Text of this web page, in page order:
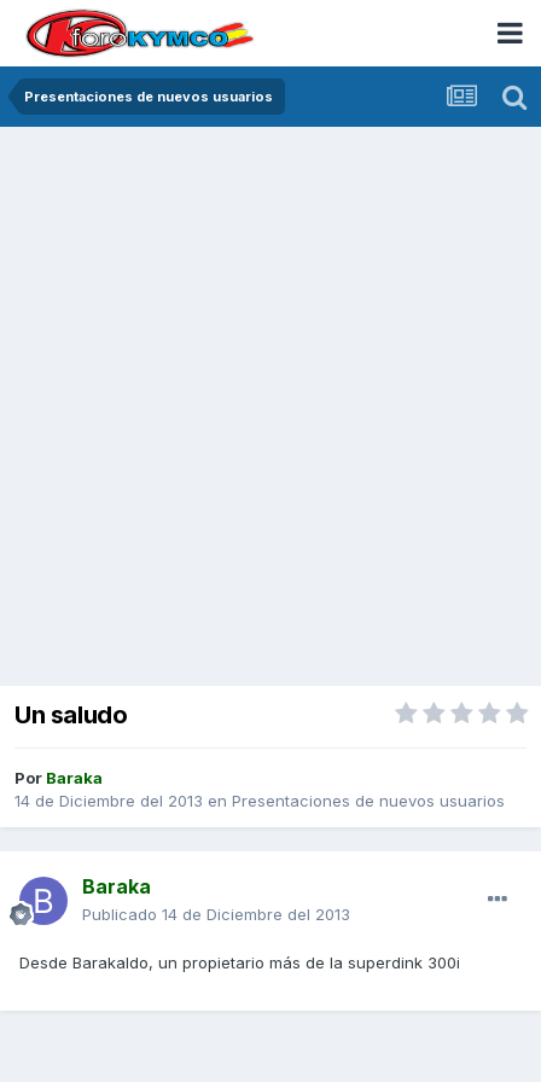
Presentaciones de nuevos usuarios
Un saludo
Por Baraka
14 de Diciembre del 2013 en Presentaciones de nuevos usuarios
Baraka
Publicado 14 de Diciembre del 2013
Desde Barakaldo, un propietario más de la superdink 300i